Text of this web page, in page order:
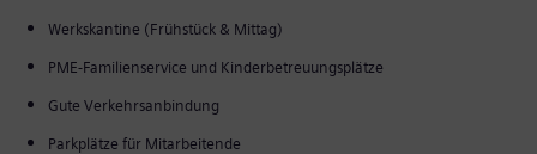
Werkskantine (Frühstück & Mittag)
PME-Familienservice und Kinderbetreuungsplätze
Gute Verkehrsanbindung
Parkplätze für Mitarbeitende